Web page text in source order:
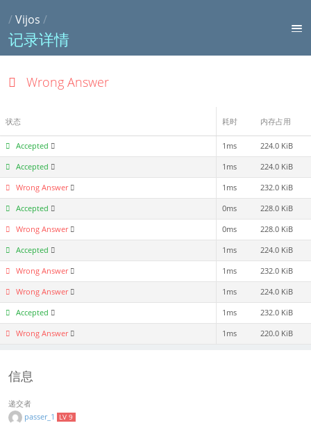
/Vijos /
记录详情
Wrong Answer
状态 耗时 内存占用
Accepted 1ms 224.0 KiB
Accepted 1ms 224.0 KiB
Wrong Answer 1ms 232.0 KiB
Accepted 0ms 228.0 KiB
Wrong Answer 0ms 228.0 KiB
Accepted 1ms 224.0 KiB
Wrong Answer 1ms 232.0 KiB
Wrong Answer 1ms 224.0 KiB
Accepted 1ms 232.0 KiB
Wrong Answer 1ms 220.0 KiB
信息
递交者
passer_1 LV 9